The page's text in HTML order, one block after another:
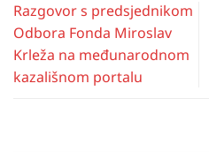
Razgovor s predsjednikom
Odbora Fonda Miroslav
Krleža na međunarodnom
kazališnom portalu